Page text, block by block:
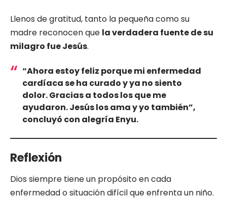
Llenos de gratitud, tanto la pequeña como su
madre reconocen que la verdadera fuente de su
milagro fue Jesús.
“Ahora estoy feliz porque mi enfermedad
cardíaca se ha curado y ya no siento
dolor. Gracias a todos los que me
ayudaron. Jesús los ama y yo también”,
concluyó con alegría Enyu.
Reflexión
Dios siempre tiene un propósito en cada
enfermedad o situación difícil que enfrenta un niño.